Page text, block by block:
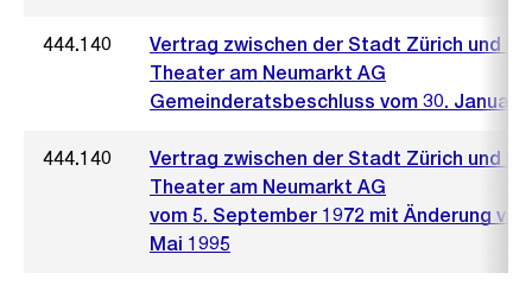
444.140
Vertrag zwischen der Stadt Zürich und
Theater am Neumarkt AG
Gemeinderatsbeschluss vom 30. Januar
444.140
Vertrag zwischen der Stadt Zürich und
Theater am Neumarkt AG
vom 5. September 1972 mit Änderung
Mai 1995